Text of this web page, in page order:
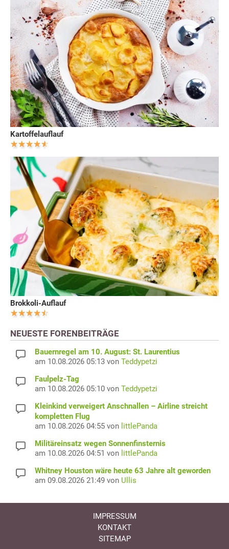
Kartoffelauflauf
Brokkoli-Auflauf
NEUESTE FORENBEITRÄGE
Bauernregel am 10. August: St. Laurentius
am 10.08.2026 05:13 von Teddypetzi
Faulpelz-Tag
am 10.08.2026 05:10 von Teddypetzi
Kleinkind verweigert Anschnallen – Airline streicht
kompletten Flug
am 10.08.2026 04:55 von littlePanda
Militäreinsatz wegen Sonnenfinsternis
am 10.08.2026 04:51 von littlePanda
Whitney Houston wäre heute 63 Jahre alt geworden
am 09.08.2026 21:49 von Ullis
IMPRESSUM
KONTAKT
SITEMAP